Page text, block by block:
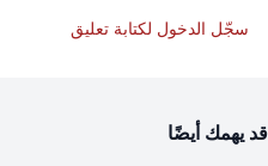
سجّل الدخول لكتابة تعليق
قد يهمك أيضًا